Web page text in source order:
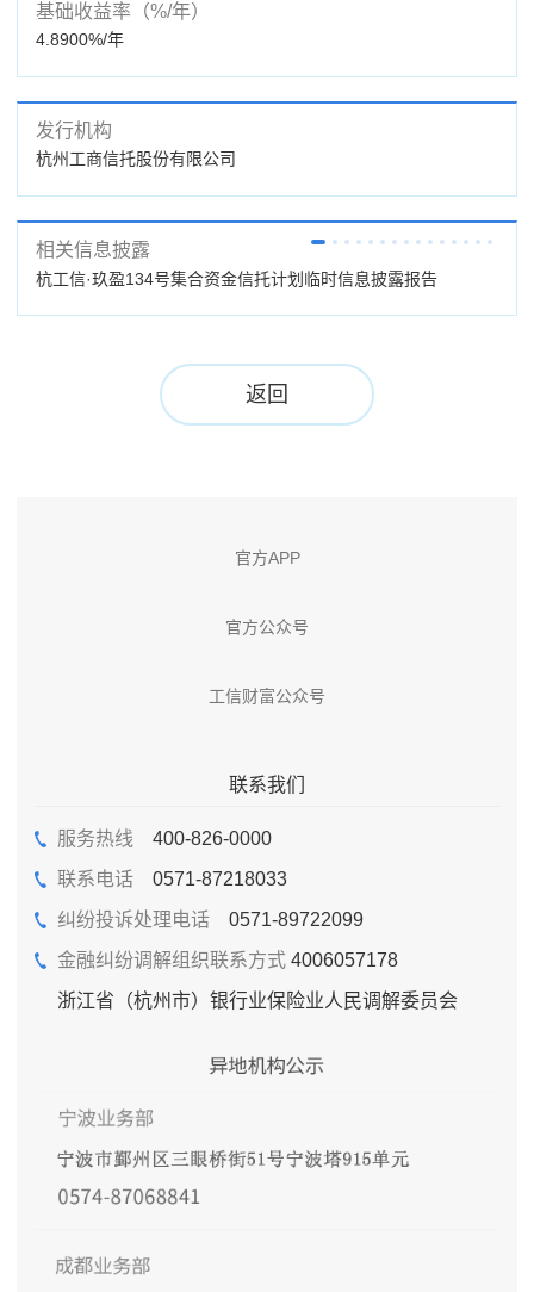
基础收益率（%/年）
4.8900%/年
发行机构
杭州工商信托股份有限公司
相关信息披露
杭工信·玖盈134号集合资金信托计划临时信息披露报告
返回
官方APP
官方公众号
工信财富公众号
联系我们
服务热线 400-826-0000
联系电话0571-87218033
纠纷投诉处理电话0571-89722099
金融纠纷调解组织联系方式4006057178
浙江省（杭州市）银行业保险业人民调解委员会